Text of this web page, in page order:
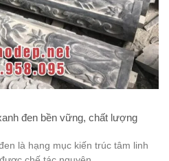
đen bền vững, chất lượng
là hạng mục kiến trúc tâm linh